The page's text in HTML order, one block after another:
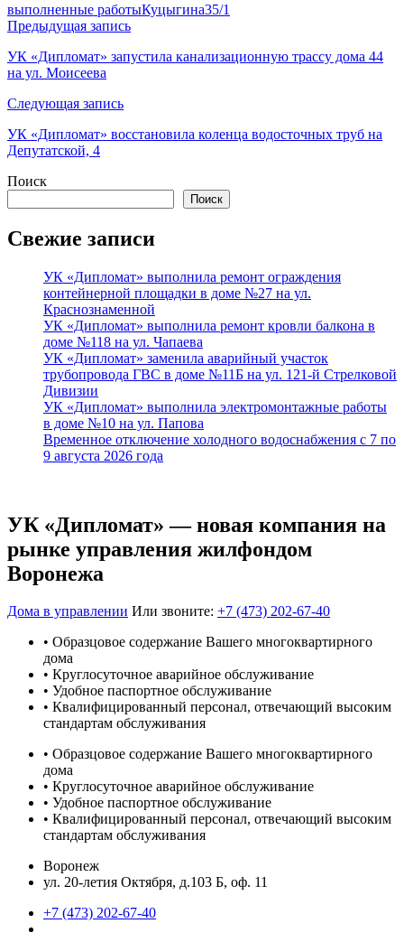
выполненные работыКуцыгина35/1
Навигация
по
записям
Предыдущая запись
УК «Дипломат» запустила канализационную трассу дома 44
на ул. Моисеева
Следующая запись
УК «Дипломат» восстановила коленца водосточных труб на
Депутатской, 4
Поиск
Поиск
Свежие записи
УК «Дипломат» выполнила ремонт ограждения
контейнерной площадки в доме №27 на ул.
Краснознаменной
УК «Дипломат» выполнила ремонт кровли балкона в
доме №118 на ул. Чапаева
УК «Дипломат» заменила аварийный участок
трубопровода ГВС в доме №11Б на ул. 121-й Стрелковой
Дивизии
УК «Дипломат» выполнила электромонтажные работы
в доме №10 на ул. Папова
Временное отключение холодного водоснабжения с 7 по
9 августа 2026 года
УК «Дипломат» — новая компания на
рынке управления жилфондом
Воронежа
Дома в управлении Или звоните: +7 (473) 202-67-40
• Образцовое содержание Вашего многоквартирного
дома
• Круглосуточное аварийное обслуживание
• Удобное паспортное обслуживание
• Квалифицированный персонал, отвечающий высоким
стандартам обслуживания
• Образцовое содержание Вашего многоквартирного
дома
• Круглосуточное аварийное обслуживание
• Удобное паспортное обслуживание
• Квалифицированный персонал, отвечающий высоким
стандартам обслуживания
Воронеж
ул. 20-летия Октября, д.103 Б, оф. 11
+7 (473) 202-67-40